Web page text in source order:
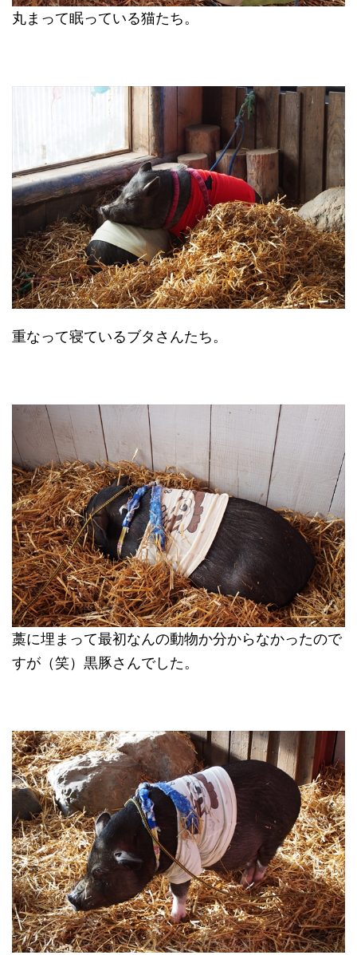
丸まって眠っている猫たち。
重なって寝ているブタさんたち。
藁に埋まって最初なんの動物か分からなかったので
すが（笑）黒豚さんでした。